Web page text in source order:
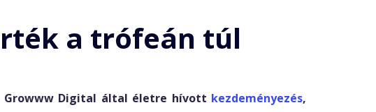
a trófeán túl
Digital által életre hívott kezdeményezés,